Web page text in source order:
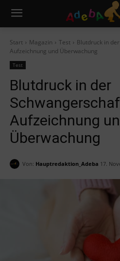
Start Magazin Test
Blutdruck in
Aufzeichnung und Überwachung
Test
Blutdruck in der
Aufzeichnung
Überwachung
Von: Hauptredaktion_Adeba 17.